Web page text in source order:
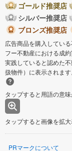
ゴールド推奨店
シルバー推奨店
ブロンズ推奨店
広告商品を購入してい
フー不動産における成
実践していると認めた
扱物件）に表示されます
タップすると用語の意
タップすると画像を拡大
PRマークについて